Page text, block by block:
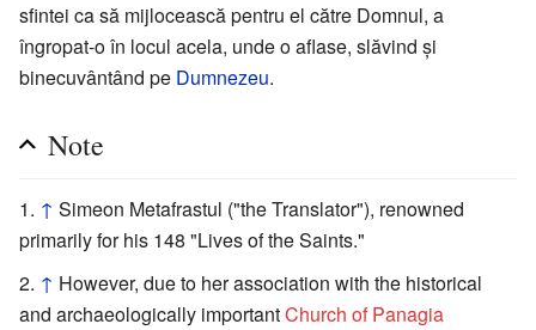
sfintei ca să mijlocească pentru el către Domnul, a
îngropat-o în locul acela, unde o aflase, slăvind și
binecuvântând pe Dumnezeu.
Note
↑ Simeon Metafrastul ("the Translator"), renowned
primarily for his 148 "Lives of the Saints."
↑ However, due to her association with the historical
and archaeologically importantChurch of Panagia